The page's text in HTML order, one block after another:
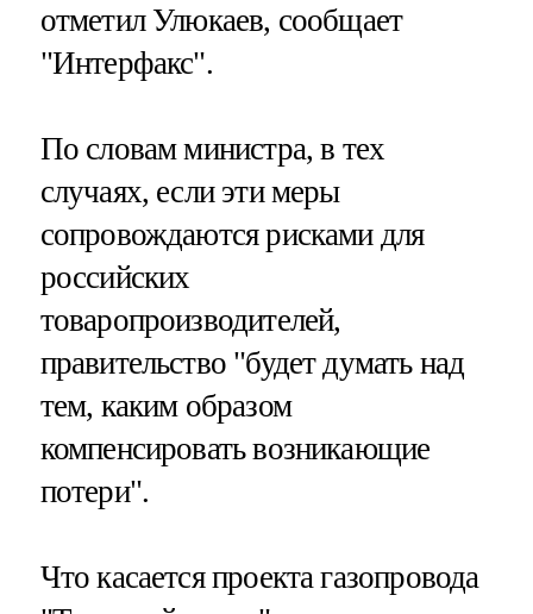
отметил Улюкаев, сообщает
"Интерфакс".
По словам министра, в тех
случаях, если эти меры
сопровождаются рисками для
российских
товаропроизводителей,
правительство "будет думать над
тем, каким образом
компенсировать возникающие
потери".
Что касается проекта газопровода